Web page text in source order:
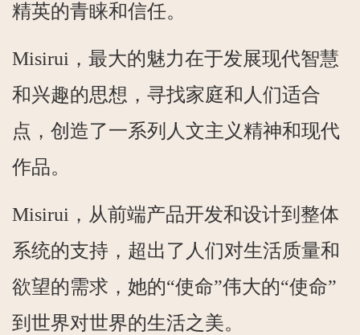
精英的青睐和信任。
Misirui，最大的魅力在于发展现代智慧
和兴趣的思想，寻找家庭和人们适合
点，创造了一系列人文主义精神和现代
作品。
Misirui，从前端产品开发和设计到整体
系统的支持，超出了人们对生活质量和
欲望的需求，她的“使命”伟大的“使命”
到世界对世界的生活之美。